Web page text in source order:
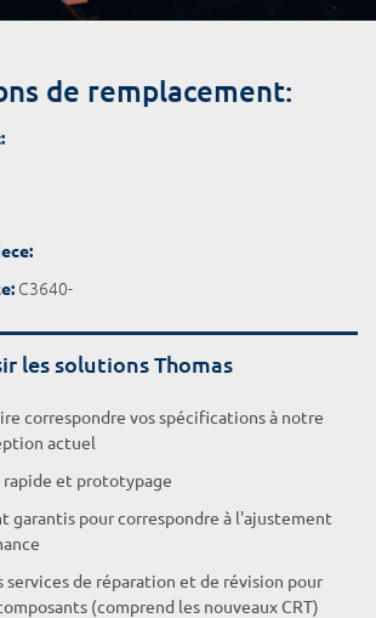
de remplacement:
C3640-
les solutions Thomas
correspondre vos spécifications à notre
actuel
et prototypage
garantis pour correspondre à l'ajustement
services de réparation et de révision pour
(comprend les nouveaux CRT)